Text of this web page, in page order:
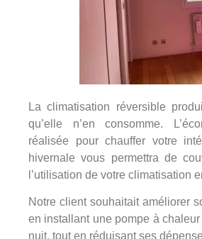
La climatisation réversible
qu’elle n’en consomme.
réalisée pour chauffer votre
hivernale vous permettra de
l’utilisation de votre climatisation
Notre client souhaitait améliorer
en installant une pompe à
nuit, tout en réduisant ses